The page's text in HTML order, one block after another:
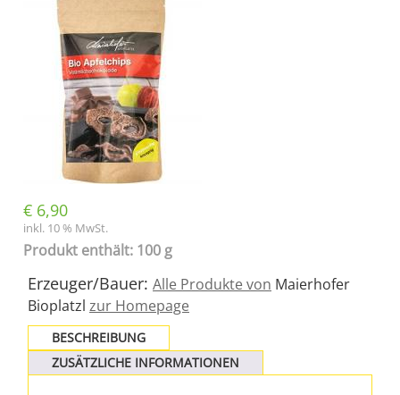
€ 6,90
inkl. 10 % MwSt.
Produkt enthält: 100 g
Erzeuger/Bauer: Alle Produkte von Maierhofer
Bioplatzl zur Homepage
BESCHREIBUNG
ZUSÄTZLICHE INFORMATIONEN